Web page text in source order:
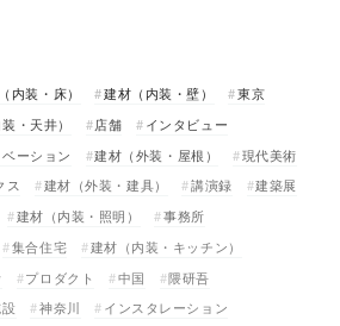
内装・床） 建材（内装・壁）
東京
・天井） 店舗
インタビュー
ベーション 建材（外装・屋根）
現代美術
ス
建材（外装・建具） 講演録
建築展
建材（内装・照明）
事務所
集合住宅
建材（内装・キッチン）
プロダクト 中国
隈研吾
神奈川
インスタレーション